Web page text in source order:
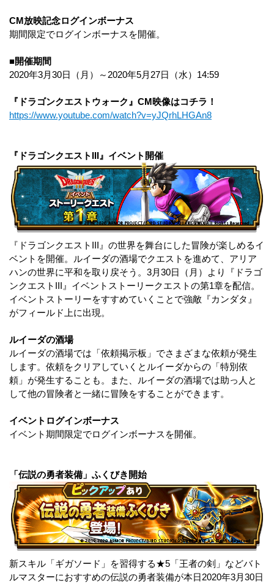
CM放映記念ログインボーナス
期間限定でログインボーナスを開催。
■開催期間
2020年3月30日（月）～2020年5月27日（水）14:59
『ドラゴンクエストウォーク』CM映像はコチラ！
https://www.youtube.com/watch?v=yJQrhLHGAn8
『ドラゴンクエストIII』イベント開催
『ドラゴンクエストIII』の世界を舞台にした冒険が楽しめるイ
ベントを開催。ルイーダの酒場でクエストを進めて、アリア
ハンの世界に平和を取り戻そう。3月30日（月）より『ドラゴ
ンクエストIII』イベントストーリークエストの第1章を配信。
イベントストーリーをすすめていくことで強敵『カンダタ』
がフィールド上に出現。
ルイーダの酒場
ルイーダの酒場では「依頼掲示板」でさまざまな依頼が発生
します。依頼をクリアしていくとルイーダからの「特別依
頼」が発生することも。また、ルイーダの酒場では助っ人と
して他の冒険者と一緒に冒険をすることができます。
イベントログインボーナス
イベント期間限定でログインボーナスを開催。
「伝説の勇者装備」ふくびき開始
新スキル「ギガソード」を習得する★5「王者の剣」などバト
ルマスターにおすすめの伝説の勇者装備が本日2020年3月30日